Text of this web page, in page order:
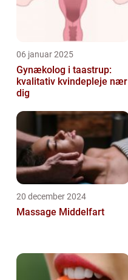
06 januar 2025
Gynækolog i taastrup:
kvalitativ kvindepleje nær
dig
20 december 2024
Massage Middelfart